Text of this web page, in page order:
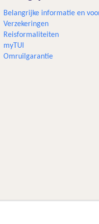
Belangrijke informatie en
Verzekeringen
Reisformaliteiten
myTUI
Omruilgarantie